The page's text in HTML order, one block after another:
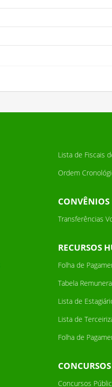
Lista de Fiscais
Ordem
CONVÊNIOS
Transferências
RECURSOS
Folha de
Tabela
Lista de
Lista de
Folha de
CONCURSOS
Concursos